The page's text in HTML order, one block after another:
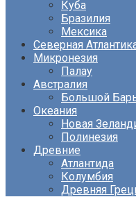
Куба
Бразилия
Мексика
Северная
Микронезия
Палау
Австралия
Большой
Океания
Новая
Полинезия
Древние
Атлантида
Колумбия
Древняя